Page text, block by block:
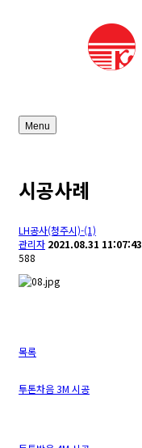
Menu
시공사례
LH공사(청주시)-(1)
관리자 2021.08.31 11:07:43
588
목록
투톤차음 3M 시공